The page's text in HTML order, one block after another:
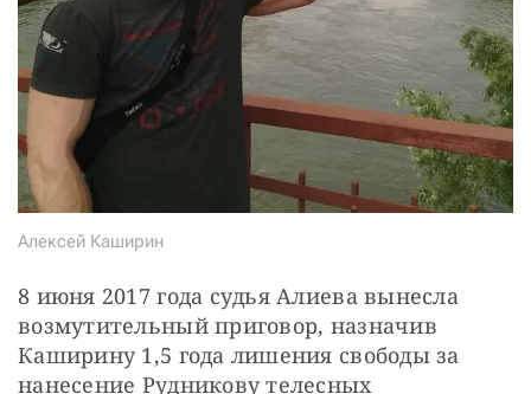
Алексей Каширин
8 июня 2017 года судья Алиева вынесла
возмутительный приговор, назначив
Каширину 1,5 года лишения свободы за
нанесение Рудникову телесных